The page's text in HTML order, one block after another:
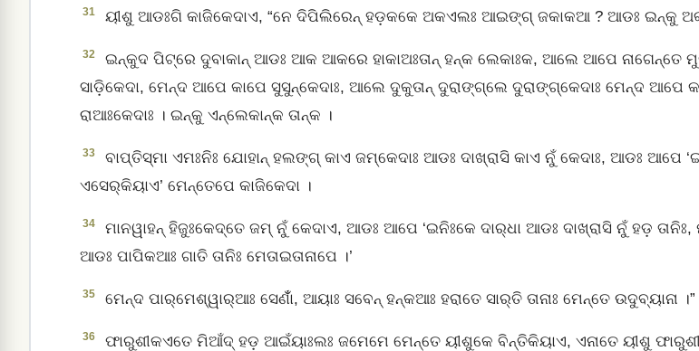
31 ୟୀଶୁ ଆଡଃଗି କାଜିକେଦାଏ, “ନେ ଦିପିଲିରେନ୍‌ ହଡ଼କକେ ଅକଏଲଃ ଆଇଙ୍ଗ୍‌ ଜକାକଆ ? ଆଡଃ ଇନ୍‌କୁ
32
ଇନ୍‌କୁଦ ପିଟ୍‌ରେ ଦୁବାକାନ୍‌ ଆଡଃ ଆକ ଆକରେ ହାକାଅଃତାନ୍‌ ହନ୍‌କ ଲେକାଃକ, ଆଲେ ଆପେ ନାଗେନ୍ତେ
ସାଡ଼ିକେଦା, ମେନ୍‌ଦ ଆପେ କାପେ ସୁସୁନ୍‌କେଦାଃ, ଆଲେ ଦୁକୁତାନ୍‌ ଦୁରାଙ୍ଗ୍‌ଲେ ଦୁରାଙ୍ଗ୍‌କେଦାଃ ମେନ୍‌ଦ ଆପେ
ରାଆଃକେଦାଃ । ଇନ୍‌କୁ ଏନ୍‌ଲେକାନ୍‌କ ତାନ୍‌କ ।
33
ବାପ୍ତିସ୍ମା ଏମଃନିଃ ଯୋହାନ୍‌ ହଲଙ୍ଗ୍‌ କାଏ ଜମ୍‌କେଦାଃ ଆଡଃ ଦାଖ୍‌ରାସି କାଏ ନୁଁ କେଦାଃ, ଆଡଃ ଆପେ
ଏସେର୍‌କିୟାଏ’ ମେନ୍ତେପେ କାଜିକେଦା ।
34
ମାନୱାହନ୍‌ ହିଜୁଃକେଦ୍‌ତେ ଜମ୍‌ ନୁଁ କେଦାଏ, ଆଡଃ ଆପେ ‘ଇନିଃକେ ଦାର୍‌ଧା ଆଡଃ ଦାଖ୍‌ରାସି ନୁଁ ହଡ଼
ଆଡଃ ପାପିକଆଃ ଗାତି ତାନିଃ ମେତାଇତାନାପେ ।’
35 ମେନ୍‌ଦ ପାର୍‌ମେଶ୍ୱାର୍‌ଆଃ ସେଣାଁଁ, ଆୟାଃ ସବେନ୍‌ ହନ୍‌କଆଃ ହରାତେ ସାର୍‌ତି ତାନାଃ ମେନ୍ତେ ଉଦୁବ୍‌ୟାନା ।”
36
ଫାରୁଶୀକଏତେ ମିଆଁଦ୍‌ ହଡ଼ ଆଇଁୟାଃଲଃ ଜମେମେ ମେନ୍ତେ ୟୀଶୁକେ ବିନ୍ତିକିୟାଏ, ଏନାତେ ୟୀଶୁ